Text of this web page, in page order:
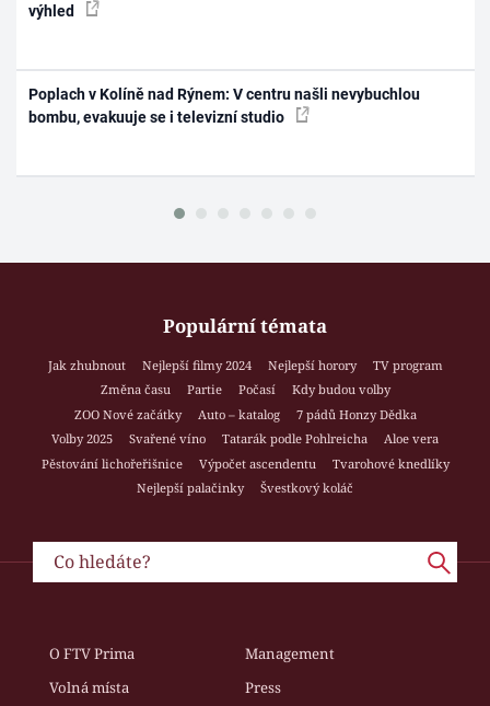
výhled
Poplach v Kolíně nad Rýnem: V centru našli nevybuchlou
bombu, evakuuje se i televizní studio
Populární témata
Jak zhubnout Nejlepší filmy 2024 Nejlepší horory
TV program
Změna času
Partie Počasí
Kdy budou volby
ZOO Nové začátky
Auto – katalog
7 pádů Honzy Dědka
Volby 2025
Svařené víno Tatarák podle Pohlreicha
Aloe vera
Pěstování lichořeřišnice
Výpočet ascendentu
Tvarohové knedlíky
Nejlepší palačinky
Švestkový koláč
O FTV Prima
Management
Volná místa
Press